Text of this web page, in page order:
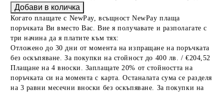
Когато плащате с NewPay, всъщност NewPay плаща
поръчката Ви вместо Вас. Вие я получавате и разполагате с
три начина да я платите към тях:
Отложено до 30 дни от момента на изпращане на поръчката
без оскъпяване. За покупки на стойност до 400 лв. / €204,52
Плащане на 4 вноски. Заплащате 20% от стойността на
поръчката си на момента с карта. Останалата сума се разделя
на 3 равни месечни вноски без оскъпяване. За покупки на